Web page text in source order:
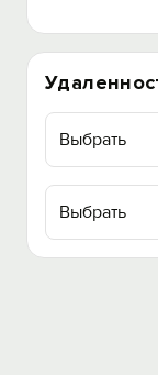
Выбрать
Выбрать